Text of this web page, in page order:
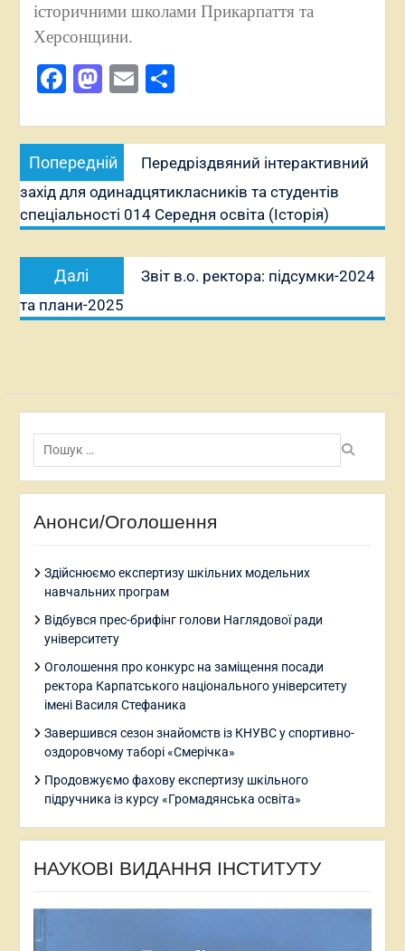
історичними школами Прикарпаття та
Херсонщини.
Facebook
Mastodon
EmailПоділитися
Навігація
записів
Попередній
Попередній
запис:
Передріздвяний інтерактивний
захід для одинадцятикласників та студентів
спеціальності 014 Середня освіта (Історія)
Далі
Наступний
запис:
Звіт в.о. ректора: підсумки-2024
та плани-2025
Пошук:
Анонси/Оголошення
Здійснюємо експертизу шкільних модельних
навчальних програм
Відбувся прес-брифінг голови Наглядової ради
університету
Оголошення про конкурс на заміщення посади
ректора Карпатського національного університету
імені Василя Стефаника
Завершився сезон знайомств із КНУВС у спортивно-
оздоровчому таборі «Смерічка»
Продовжуємо фахову експертизу шкільного
підручника із курсу «Громадянська освіта»
НАУКОВІ ВИДАННЯ ІНСТИТУТУ